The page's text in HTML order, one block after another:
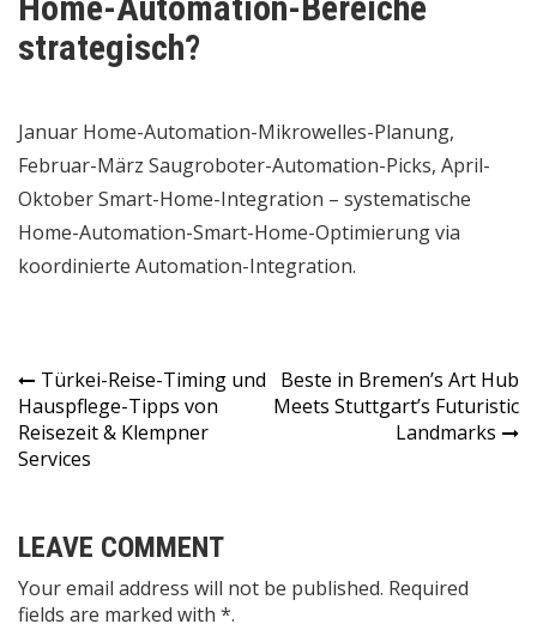
strategisch?
Januar Home-Automation-Mikrowelles-Planung,
Februar-März Saugroboter-Automation-Picks, April-
Oktober Smart-Home-Integration – systematische
Home-Automation-Smart-Home-Optimierung via
koordinierte Automation-Integration.
Post
navigation
Türkei-Reise-Timing und
Hauspflege-Tipps von
Reisezeit & Klempner
Services
Beste in Bremen’s Art Hub
Meets Stuttgart’s Futuristic
Landmarks
LEAVE COMMENT
Your email address will not be published. Required
fields are marked with *.